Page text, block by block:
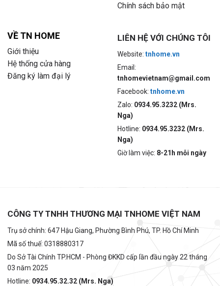
Chính sách bảo mật
VỀ TN HOME
Giới thiệu
Hệ thống cửa hàng
Đăng ký làm đại lý
LIÊN HỆ VỚI CHÚNG TÔI
Website: tnhome.vn
Email:
tnhomevietnam@gmail.com
Facebook: tnhome.vn
Zalo: 0934.95.3232 (Mrs.
Nga)
Hotline: 0934.95.3232 (Mrs.
Nga)
Giờ làm việc: 8-21h mỗi ngày
CÔNG TY TNHH THƯƠNG MẠI TNHOME VIỆT NAM
Trụ sở chính: 647 Hậu Giang, Phường Bình Phú, TP. Hồ Chí Minh
Mã số thuế: 0318880317
Do Sở Tài Chính TP.HCM - Phòng ĐKKD cấp lần đầu ngày 22 tháng
03 năm 2025
Hotline: 0934.95.32.32 (Mrs. Nga)